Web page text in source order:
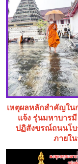
เหตุผลหลักสำคัญใน
แจ้ง รุ่นมหาบาร
ปฏิสังขรณ์ถนนโ
ภายใ